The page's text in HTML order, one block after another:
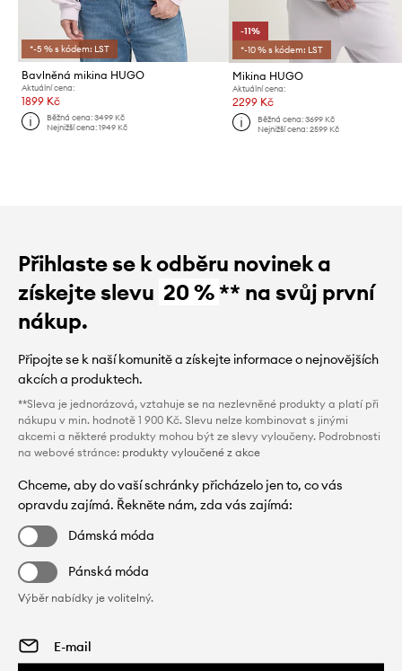
*-5 % s kódem: LST
Bavlněná mikina HUGO
Aktuální cena:
1899 Kč
Běžná cena:3499 Kč
Nejnižší cena:1949 Kč
-11%
*-10 % s kódem: LST
Mikina HUGO
Aktuální cena:
2299 Kč
Běžná cena: 3699 Kč
Nejnižší cena: 2599 Kč
Přihlaste se k odběru novinek a
získejte slevu 20 %** na svůj první
nákup.
Připojte se k naší komunitě a získejte informace o nejnovějších
akcích a produktech.
**Sleva je jednorázová, vztahuje se na nezlevněné produkty a platí při
nákupu v min. hodnotě 1 900 Kč. Slevu nelze kombinovat s jinými
akcemi a některé produkty mohou být ze slevy vyloučeny. Podrobnosti
na webové stránce: produkty vyloučené z akce
Chceme, aby do vaší schránky přicházelo jen to, co vás
opravdu zajímá. Řekněte nám, zda vás zajímá:
Dámská móda
Pánská móda
Výběr nabídky je volitelný.